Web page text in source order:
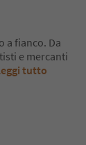
a fianco. Da
e mercanti
tutto